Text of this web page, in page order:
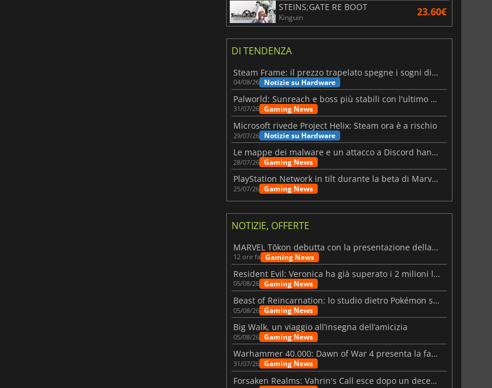
STEINS;GATE RE BOOT
Kinguin 23.60€
DI TENDENZA
Steam Frame: il prezzo trapelato spegne i sogni di un VR economico
04/08/26 Notizie su Hardware
Palworld: Sunreach e boss più stabili con l'ultimo update
31/07/26 Gaming News
Microsoft rivede Project Helix: Steam ora è a rischio
29/07/26 Notizie su Hardware
Le mappe dei malware e un attacco a Discord hanno colpito Meccha Chameleon
28/07/26 Gaming News
PlayStation Network in tilt durante la beta di Marvel Tōkon
25/07/26 Gaming News
NOTIZIE, OFFERTE
MARVEL Tōkon debutta con la presentazione della roadmap per il primo anno
12 ore fa Gaming News
Resident Evil: Veronica ha già superato i 2 milioni liste dei desideri
05/08/26 Gaming News
Beast of Reincarnation: lo studio dietro Pokémon su una nuova strada
05/08/26 Gaming News
Big Walk, un viaggio all’insegna dell’amicizia
05/08/26 Gaming News
Warhammer 40.000: Dawn of War 4 presenta la fazione dei Necron
31/07/26 Gaming News
Forsaken Realms: Vahrin's Call esce dopo un decennio di sviluppo